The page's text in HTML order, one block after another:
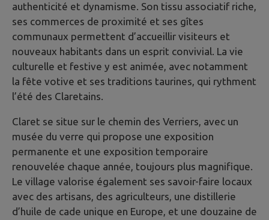
authenticité et dynamisme. Son tissu associatif riche,
ses commerces de proximité et ses gîtes
communaux permettent d’accueillir visiteurs et
nouveaux habitants dans un esprit convivial. La vie
culturelle et festive y est animée, avec notamment
la fête votive et ses traditions taurines, qui rythment
l’été des Claretains.
Claret se situe sur le chemin des Verriers, avec un
musée du verre qui propose une exposition
permanente et une exposition temporaire
renouvelée chaque année, toujours plus magnifique.
Le village valorise également ses savoir-faire locaux
avec des artisans, des agriculteurs, une distillerie
d’huile de cade unique en Europe, et une douzaine de